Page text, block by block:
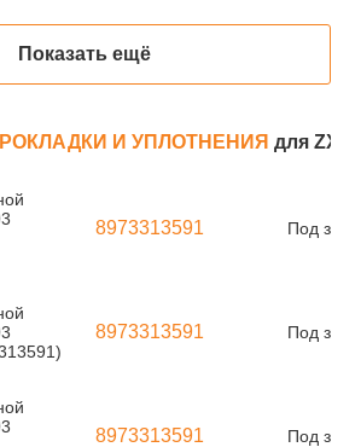
Показать ещё
И УПЛОТНЕНИЯ для
8973313591 Под
8973313591 Под
8973313591 Под